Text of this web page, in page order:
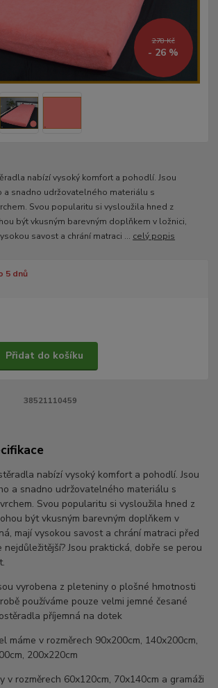
278 Kč
- 26 %
nabízí vysoký komfort a pohodlí. Jsou
a snadno udržovatelného materiálu s
Svou popularitu si vysloužila hned z
být vkusným barevným doplňkem v ložnici,
savost a chrání matraci ... celý popis
5 dnů
Přidat do košíku
38521110459
nabízí vysoký komfort a pohodlí. Jsou
a snadno udržovatelného materiálu s
Svou popularitu si vysloužila hned z
být vkusným barevným doplňkem v
mají vysokou savost a chrání matraci před
nejdůležitější? Jsou praktická, dobře se perou
vyrobena z pleteniny o plošné hmotnosti
používáme pouze velmi jemné česané
příjemná na dotek
máme v rozměrech 90x200cm, 140x200cm,
200x220cm
v rozměrech 60x120cm, 70x140cm a gramáži